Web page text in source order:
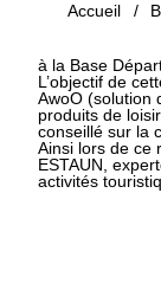
Accueil /
à la Base
L’objectif de
AwoO (solution
produits de
conseillé sur la
Ainsi lors de ce
ESTAUN,
activités